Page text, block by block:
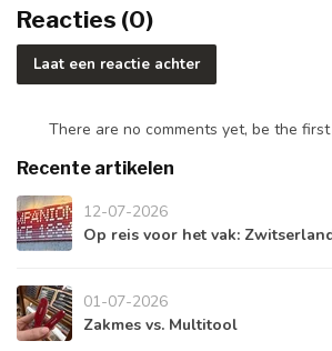
Reacties (0)
Laat een reactie achter
There are no comments yet, be the
Recente artikelen
12-07-2026
Op reis voor het vak:
01-07-2026
Zakmes vs. Multitool